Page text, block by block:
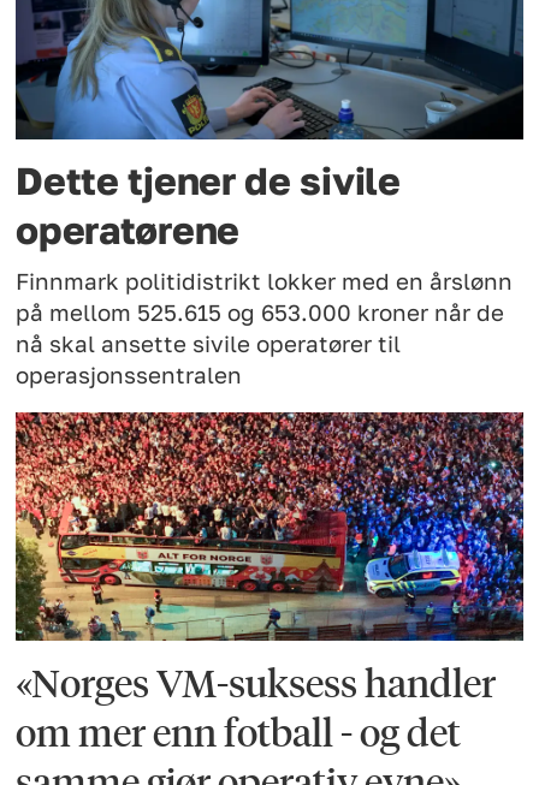
Dette tjener de sivile
operatørene
Finnmark politidistrikt lokker med en årslønn
på mellom 525.615 og 653.000 kroner når de
nå skal ansette sivile operatører til
operasjonssentralen
«Norges VM-suksess handler
om mer enn fotball - og det